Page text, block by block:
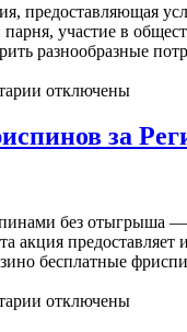
предоставляющая
участие в
разнообразные
отключены
за
без отыгрыша
акция
бесплатные
отключены